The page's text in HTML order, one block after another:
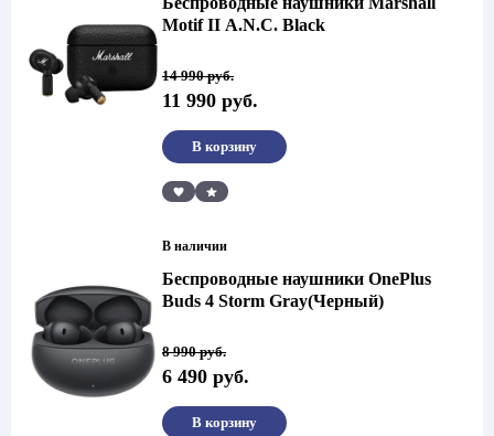
Motif II A.N.C. Black
14 990руб.
Первоначальная
цена
составляла
990 руб..
11 990 руб.
Текущая
цена:
11
Сравнить
В корзину
В наличии
Беспроводные наушники OnePlus
Buds 4 Storm Gray(Черный)
8 990руб.
Первоначальная
цена
составляла
990 руб..
6 490 руб.
Текущая
цена:
6
490 руб..
В корзину